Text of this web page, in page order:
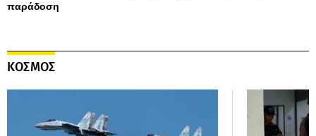
παράδοση
ΚΟΣΜΟΣ